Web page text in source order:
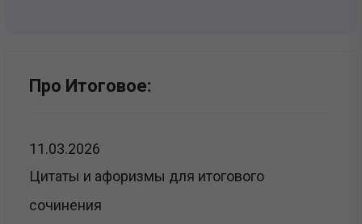
Про Итоговое:
11.03.2026
Цитаты и афоризмы для итогового
сочинения